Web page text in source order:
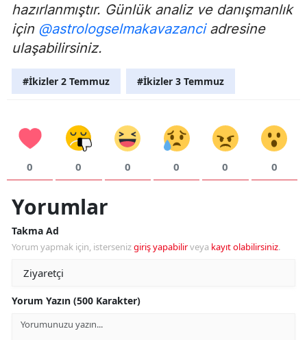
hazırlanmıştır. Günlük analiz ve danışmanlık
için @astrologselmakavazanciadresine
ulaşabilirsiniz.
#İkizler 2 Temmuz #İkizler 3 Temmuz
0 0 0 0 0 0
Yorumlar
Takma Ad
Yorum yapmak için, istersenizgiriş yapabilirveya kayıt olabilirsiniz.
Yorum Yazın (500 Karakter)